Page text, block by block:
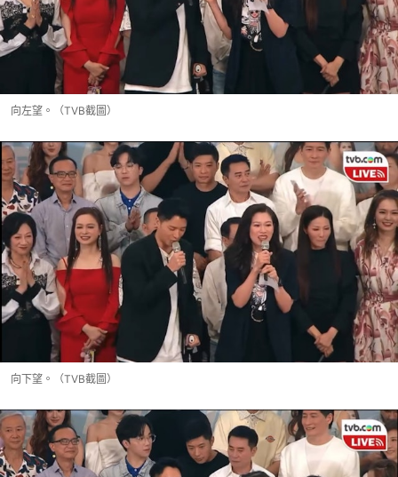
向左望。（TVB截圖）
向下望。（TVB截圖）